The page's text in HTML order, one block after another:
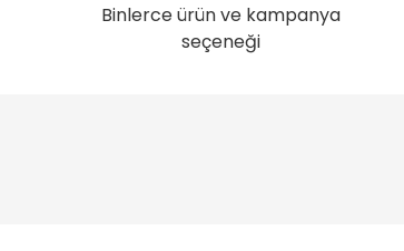
Binlerce ürün ve kampanya
seçeneği